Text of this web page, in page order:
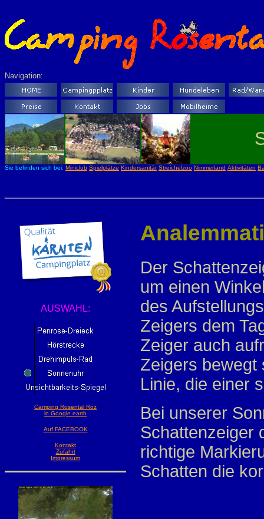
Navigation:
Sie befinden sich bei: Miniclub Spielplätze Kindersanitär Streichelzoo Nimmerland Aktivitäten
AUSWAHL:
Camping Rosental Roz
in Google earth
Auf FACEBOOK
Kontakt
Zufahrt
Impressum
Der
um einen
des
Zeigers dem
Zeiger auch
Zeigers bewegt
Linie, die einer
Bei unserer
Schattenzeiger
richtige
Schatten die